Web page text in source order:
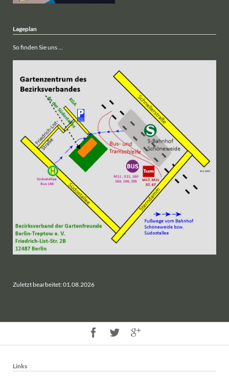
Lageplan
So finden Sie uns ...
Zuletzt bearbeitet: 01.08.2026
Links